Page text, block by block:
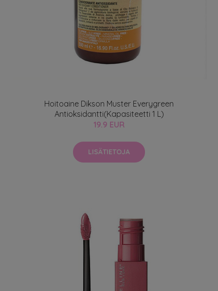
Hoitoaine Dikson Muster Everygreen
Antioksidantti(Kapasiteetti 1 L)
19.9 EUR
LISÄTIETOJA